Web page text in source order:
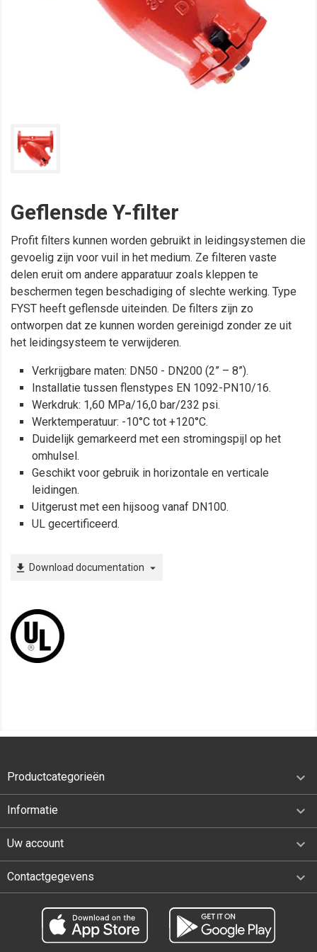
Geflensde Y-filter
Profit filters kunnen worden gebruikt in leidingsystemen die
gevoelig zijn voor vuil in het medium. Ze filteren vaste
delen eruit om andere apparatuur zoals kleppen te
beschermen tegen beschadiging of slechte werking. Type
FYST heeft geflensde uiteinden. De filters zijn zo
ontworpen dat ze kunnen worden gereinigd zonder ze uit
het leidingsysteem te verwijderen.
Verkrijgbare maten: DN50 - DN200 (2” – 8”).
Installatie tussen flenstypes EN 1092-PN10/16.
Werkdruk: 1,60 MPa/16,0 bar/232 psi.
Werktemperatuur: -10°C tot +120°C.
Duidelijk gemarkeerd met een stromingspijl op het
omhulsel.
Geschikt voor gebruik in horizontale en verticale
leidingen.
Uitgerust met een hijsoog vanaf DN100.
UL gecertificeerd.
file_download Download documentation arrow_drop_down
Productcategorieën 
Informatie 
Uw account 
Contactgegevens keyboard_arrow_down